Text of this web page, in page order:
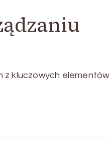
z kluczowych elementów